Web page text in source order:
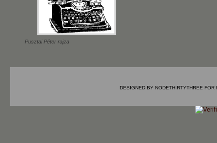
Pusztai Péter rajza
DESIGNED BY NODETHIRTYTHREE FOR